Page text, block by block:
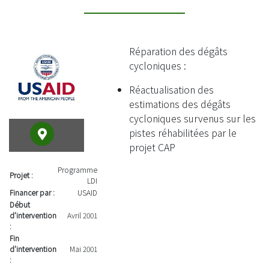
Projet :
Programme
LDI
Financer par :
USAID
Début
d'intervention
:
Avril 2001
Fin
d'intervention
:
Mai 2001
Réparation des dégâts
cycloniques :
Réactualisation des
estimations des dégâts
cycloniques survenus sur les
pistes réhabilitées par le
projet CAP